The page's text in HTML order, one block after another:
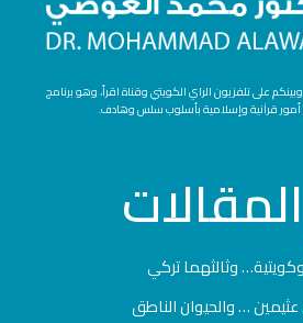
على تلفزيون الراي الكويتي وقناة اقرأ، وهو برنامج
أمور قرآنية وإسلامية بأسلوب سلس وهادف.
المقالات
وثالثهما تركي
عثيمين … والحيوان الناطق